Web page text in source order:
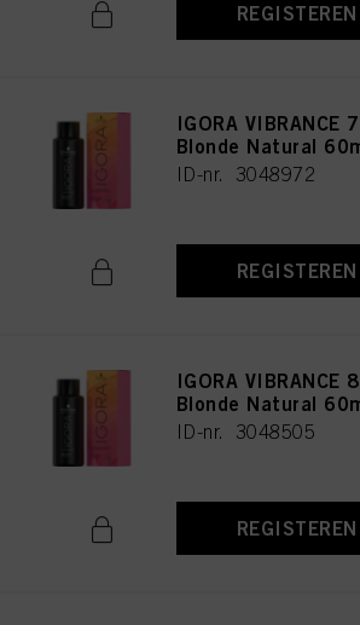
IGORA VIBRANCE
Blonde Natural
ID-nr. 3048972
IGORA VIBRANCE
Blonde Natural
ID-nr. 3048505